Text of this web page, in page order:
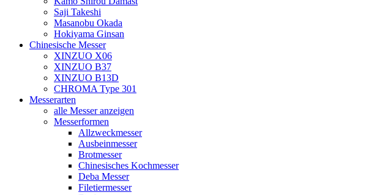
Saji Takeshi
Masanobu Okada
Hokiyama Ginsan
Chinesische Messer
XINZUO X06
XINZUO B37
XINZUO B13D
CHROMA Type 301
Messerarten
alle Messer anzeigen
Messerformen
Allzweckmesser
Ausbeinmesser
Brotmesser
Chinesisches Kochmesser
Deba Messer
Filetiermesser